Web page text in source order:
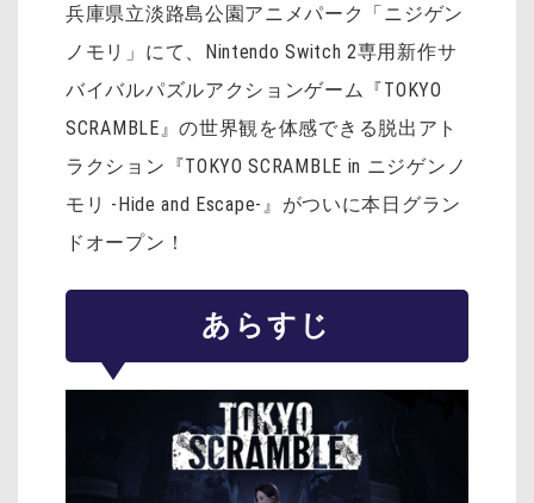
兵庫県立淡路島公園アニメパーク「ニジゲン
ノモリ」にて、Nintendo Switch 2専用新作サ
バイバルパズルアクションゲーム『TOKYO
SCRAMBLE』の世界観を体感できる脱出アト
ラクション『TOKYO SCRAMBLE in ニジゲンノ
モリ -Hide and Escape-』がついに本日グラン
ドオープン！
あらすじ